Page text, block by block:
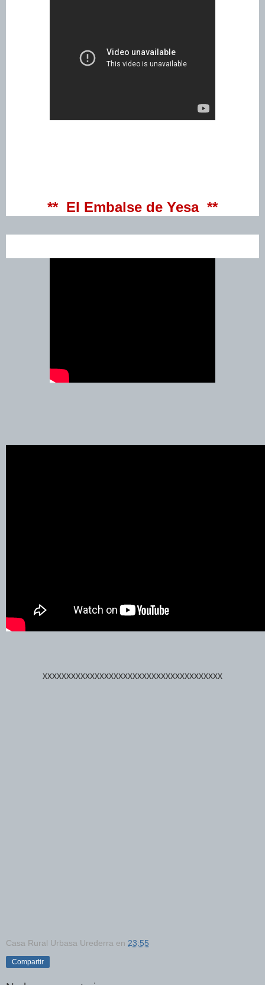
** El Embalse de Yesa **
xxxxxxxxxxxxxxxxxxxxxxxxxxxxxxxxxxxxxx
Casa Rural Urbasa Urederra en 23:55
Compartir